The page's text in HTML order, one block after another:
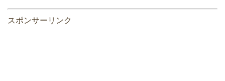
スポンサーリンク